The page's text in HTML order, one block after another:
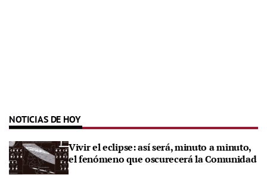
NOTICIAS DE HOY
Vivir el eclipse: así será, minuto a minuto,
el fenómeno que oscurecerá la Comunidad